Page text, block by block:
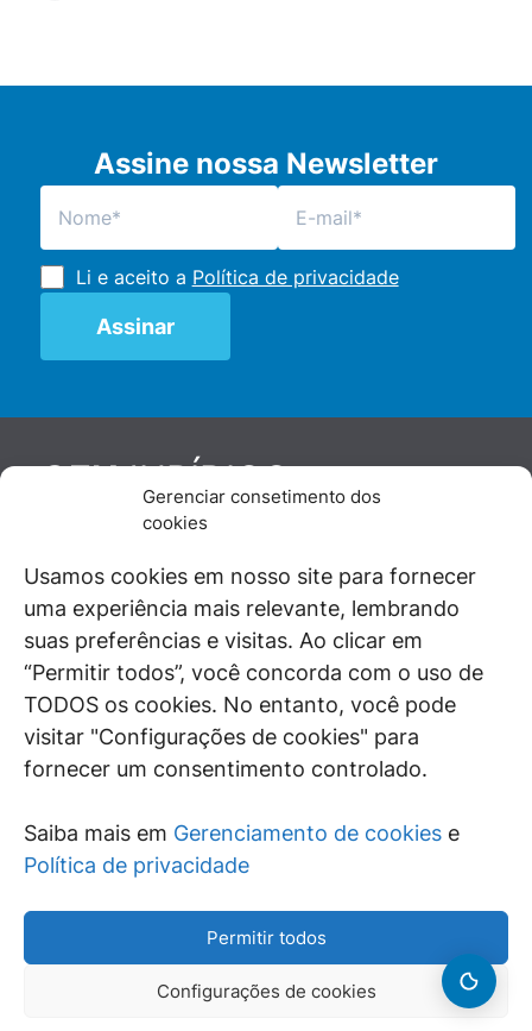
Gerenciar consetimento dos
cookies
Usamos cookies em nosso site para fornecer
uma experiência mais relevante, lembrando
suas preferências e visitas. Ao clicar em
“Permitir todos”, você concorda com o uso de
TODOS os cookies. No entanto, você pode
visitar "Configurações de cookies" para
fornecer um consentimento controlado.
Saiba mais em Gerenciamento de cookies e
Política de privacidade
Permitir todos
Configurações de cookies
Assine nossa Newsletter
Li e aceito a Política de privacidade
GENJURÍDICO
De maneira independente, os autores e
juristas e doutrinadores nacionais, se posicionam
diante de questões relevantes do cotidiano e
universo jurídico.
SIGA